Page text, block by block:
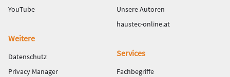
YouTube
Unsere Autoren
haustec-online.at
Weitere
Datenschutz
Privacy Manager
Services
Fachbegriffe